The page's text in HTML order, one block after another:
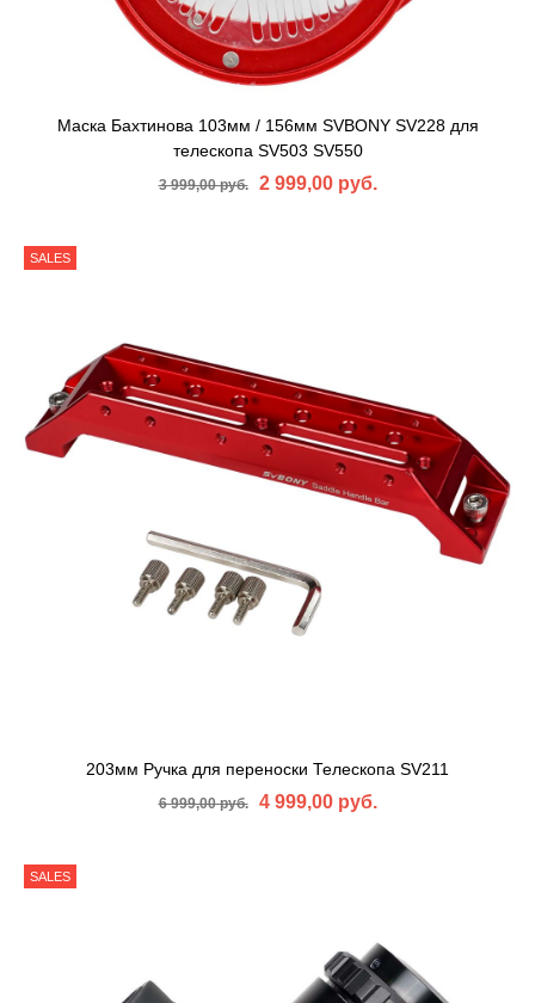
Маска Бахтинова 103мм / 156мм SVBONY SV228 для
телескопа SV503 SV550
3 999,00 руб. 2 999,00 руб.
SALES
203мм Ручка для переноски Телескопа SV211
6 999,00 руб. 4 999,00 руб.
SALES